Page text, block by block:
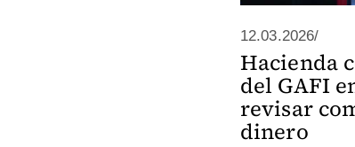
12.03.2026/
Hacienda
del GAFI
revisar
dinero